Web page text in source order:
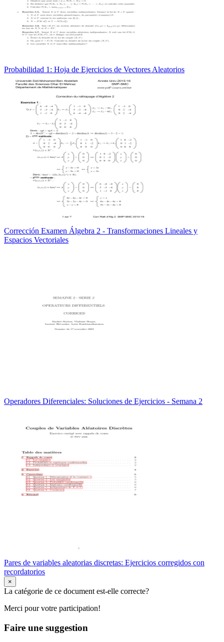
Probabilidad 1: Hoja de Ejercicios de Vectores Aleatorios
Corrección Examen Álgebra 2 - Transformaciones Lineales y
Espacios Vectoriales
Operadores Diferenciales: Soluciones de Ejercicios - Semana 2
Pares de variables aleatorias discretas: Ejercicios corregidos con
recordatorios
×
La catégorie de ce document est-elle correcte?
Merci pour votre participation!
Faire une suggestion